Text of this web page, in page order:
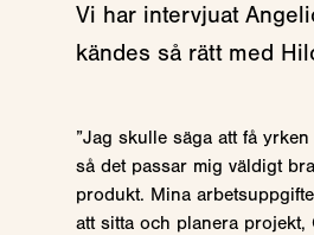
Vi har intervjuat
kändes så rätt med
”Jag skulle säga att få
så det passar mig väldigt
produkt. Mina
att sitta och planera